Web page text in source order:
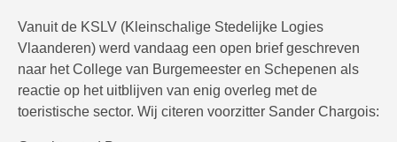
Vanuit de KSLV (Kleinschalige Stedelijke Logies
Vlaanderen) werd vandaag een open brief geschreven
naar het College van Burgemeester en Schepenen als
reactie op het uitblijven van enig overleg met de
toeristische sector. Wij citeren voorzitter Sander Chargois: